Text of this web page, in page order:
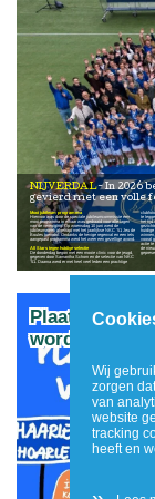
NIJVERDAL
gevierd met een volle
Mooi jubileum programma
Hiervoor was door de speciale jubileumcommissie een
mooi programma in elkaar was gedraaid voor alle lagen
van de vereniging. Op woensdag 10 juni werd de
jubileumweek afgetrapt met het jaarlijkse NKC ’51 Jeu de
Boules toernooi. Ondanks de hevige regenval en een iets
aangepast programma werd het weer een gezellige avond.
All Stars tegen huidige selectie
De donderdag begon met een mooie clinic voor de jeugd,
gegeven door Samantha Schorn en de selectie van NKC
‘51. Daarna werd er met heel veel leden een prachtige
te
het tijd
huidige
winnen,
vooral
actie te
de
worden
Wij
zorgen
van
website
tracking
heeft en